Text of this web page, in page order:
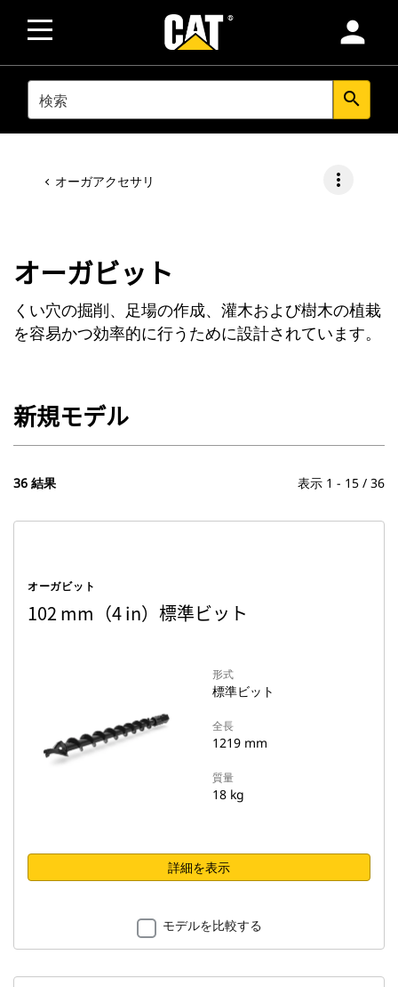
person
SEARCH search
オーガアクセサリ more_vert
オーガビット
くい穴の掘削、足場の作成、灌木および樹木の植栽
を容易かつ効率的に行うために設計されています。
新規モデル
36 結果 表示 1 - 15 / 36
オーガビット
102 mm（4 in）標準ビット
形式
標準ビット
全長
1219 mm
質量
18 kg
詳細を表示
モデルを比較する